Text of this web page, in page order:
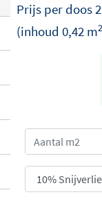
Prijs per doos
(inhoud 0,42 m2